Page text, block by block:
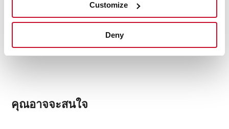
Customize
Deny
ประสิทธิภาพการใช้พลังงาน
คุณอาจจะสนใจ